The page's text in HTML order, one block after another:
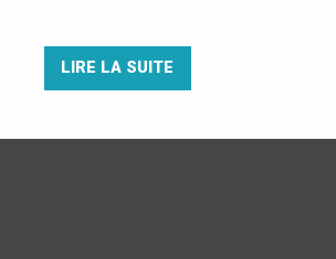
LIRE LA SUITE